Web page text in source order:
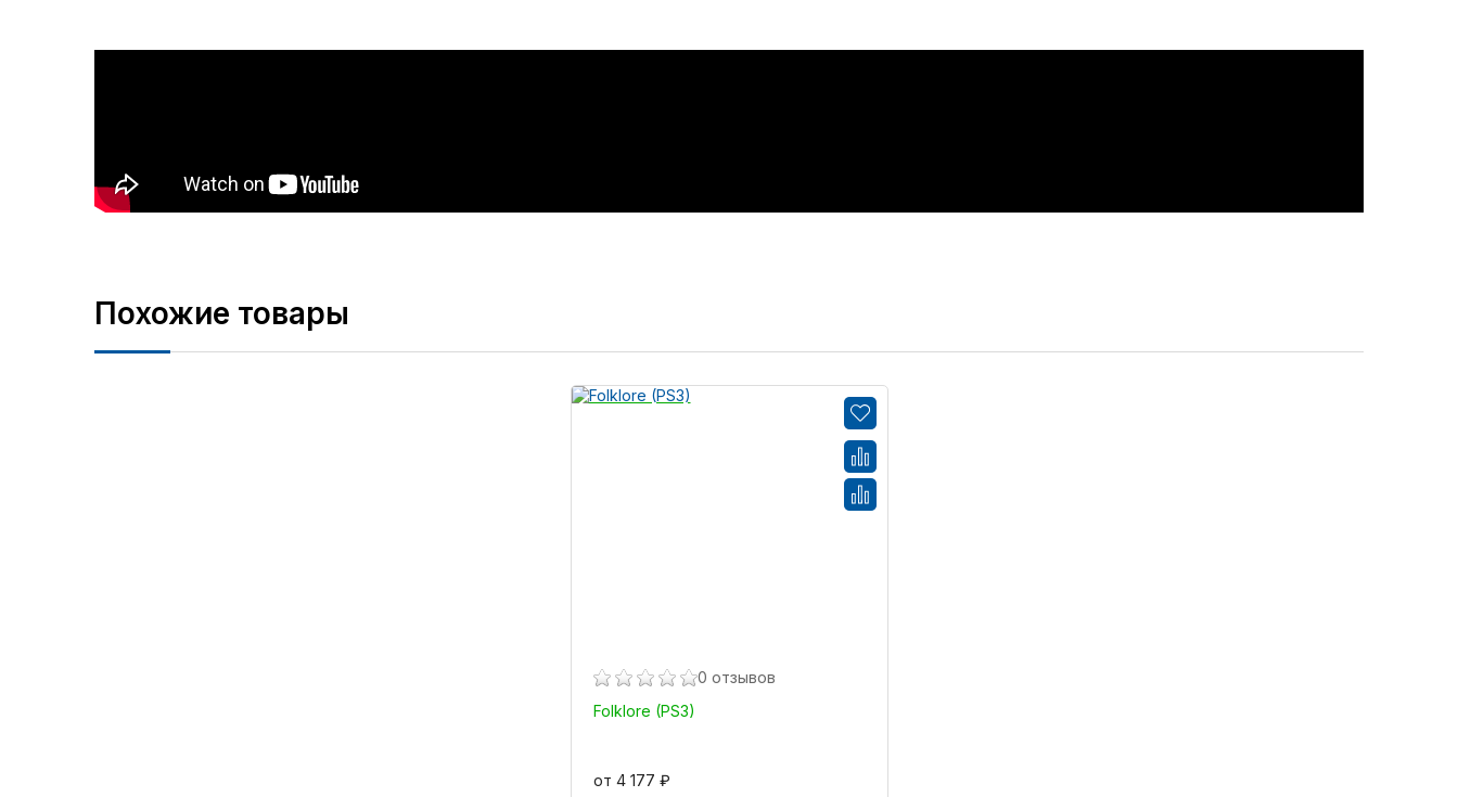
Похожие товары
0 отзывов
Folklore (PS3)
от 4 177 ₽